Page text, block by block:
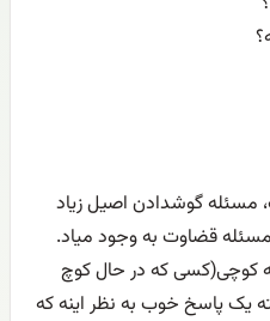
مسئله گوشدادن اصیل زیاد
قضاوت به وجود میاد.
کوچی(کسی که در حال کوچ
پاسخ خوب به نظر اینه که